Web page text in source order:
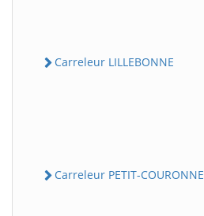
Carreleur LILLEBONNE
Carreleur PETIT-COURONNE